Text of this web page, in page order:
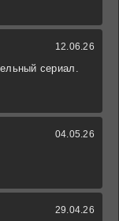
12.06.26
сериал.
04.05.26
29.04.26